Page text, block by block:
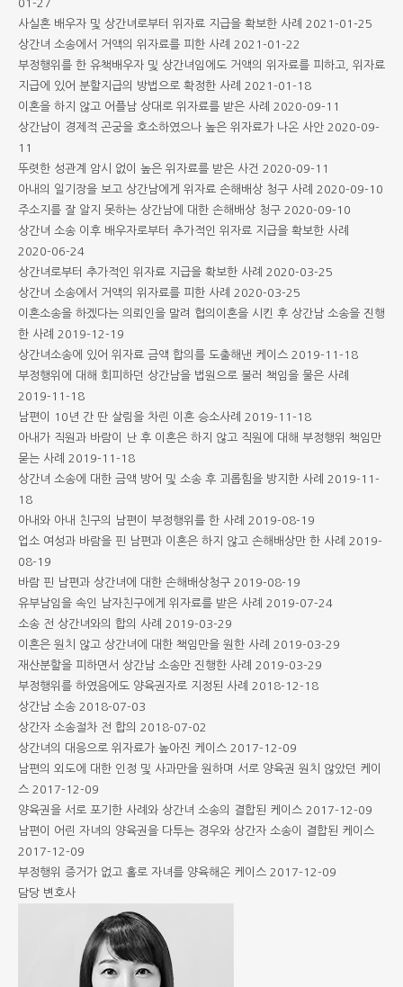
01-27
사실혼 배우자 및 상간녀로부터 위자료 지급을 확보한 사례
2021-01-25
상간녀 소송에서 거액의 위자료를 피한 사례
2021-01-22
부정행위를 한 유책배우자 및 상간녀임에도 거액의 위자료를 피하고, 위자료
지급에 있어 분할지급의 방법으로 확정한 사례
2021-01-18
이혼을 하지 않고 어플남 상대로 위자료를 받은 사례
2020-09-11
상간남이 경제적 곤궁을 호소하였으나 높은 위자료가 나온 사안 2020-09-
11
뚜렷한 성관계 암시 없이 높은 위자료를 받은 사건 2020-09-11
아내의 일기장을 보고 상간남에게 위자료 손해배상 청구 사례
2020-09-10
주소지를 잘 알지 못하는 상간남에 대한 손해배상 청구 2020-09-10
상간녀 소송 이후 배우자로부터 추가적인 위자료 지급을 확보한 사례
2020-06-24
상간녀로부터 추가적인 위자료 지급을 확보한 사례
2020-03-25
상간녀 소송에서 거액의 위자료를 피한 사례
2020-03-25
이혼소송을 하겠다는 의뢰인을 말려 협의이혼을 시킨 후 상간남 소송을 진행
한 사례
2019-12-19
상간녀소송에 있어 위자료 금액 합의를 도출해낸 케이스 2019-11-18
부정행위에 대해 회피하던 상간남을 법원으로 불러 책임을 물은 사례
2019-11-18
남편이 10년 간 딴 살림을 차린 이혼 승소사례
2019-11-18
아내가 직원과 바람이 난 후 이혼은 하지 않고 직원에 대해 부정행위 책임만
묻는 사례
2019-11-18
상간녀 소송에 대한 금액 방어 및 소송 후 괴롭힘을 방지한 사례
2019-11-
18
아내와 아내 친구의 남편이 부정행위를 한 사례
2019-08-19
업소 여성과 바람을 핀 남편과 이혼은 하지 않고 손해배상만 한 사례
2019-
08-19
바람 핀 남편과 상간녀에 대한 손해배상청구 2019-08-19
유부남임을 속인 남자친구에게 위자료를 받은 사례
2019-07-24
소송 전 상간녀와의 합의 사례
2019-03-29
이혼은 원치 않고 상간녀에 대한 책임만을 원한 사례
2019-03-29
재산분할을 피하면서 상간남 소송만 진행한 사례
2019-03-29
부정행위를 하였음에도 양육권자로 지정된 사례
2018-12-18
상간남 소송 2018-07-03
상간자 소송절차 전 합의 2018-07-02
상간녀의 대응으로 위자료가 높아진 케이스 2017-12-09
남편의 외도에 대한 인정 및 사과만을 원하며 서로 양육권 원치 않았던 케이
스 2017-12-09
양육권을 서로 포기한 사례와 상간녀 소송의 결합된 케이스 2017-12-09
남편이 어린 자녀의 양육권을 다투는 경우와 상간자 소송이 결합된 케이스
2017-12-09
부정행위 증거가 없고 홀로 자녀를 양육해온 케이스 2017-12-09
담당 변호사